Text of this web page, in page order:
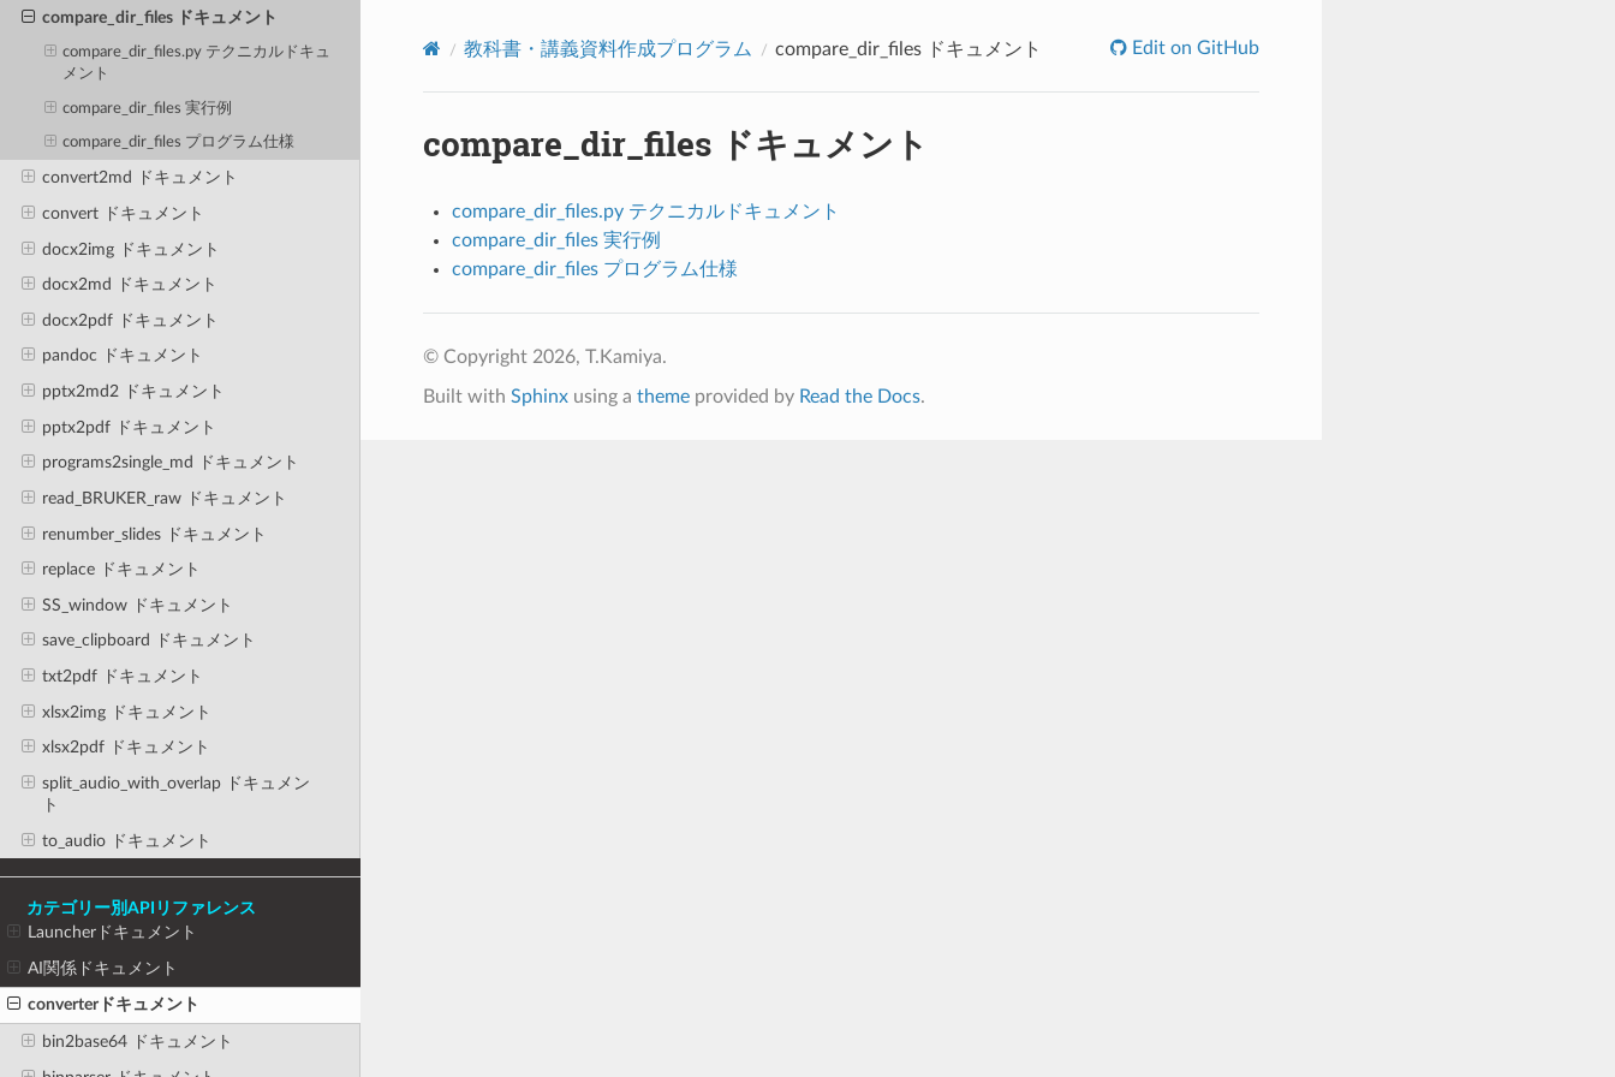
compare_dir_files ドキュメント
compare_dir_files.py テクニカルドキュ
メント
compare_dir_files 実行例
compare_dir_files プログラム仕様
convert2md ドキュメント
convert ドキュメント
docx2img ドキュメント
docx2md ドキュメント
docx2pdf ドキュメント
pandoc ドキュメント
pptx2md2 ドキュメント
pptx2pdf ドキュメント
programs2single_md ドキュメント
read_BRUKER_raw ドキュメント
renumber_slides ドキュメント
replace ドキュメント
SS_window ドキュメント
save_clipboard ドキュメント
txt2pdf ドキュメント
xlsx2img ドキュメント
xlsx2pdf ドキュメント
split_audio_with_overlap ドキュメン
ト
to_audio ドキュメント
カテゴリー別APIリファレンス
Launcherドキュメント
AI関係ドキュメント
converterドキュメント
bin2base64 ドキュメント
教科書・講義資料作成プログラム compare_dir_files ドキュメント Edit on GitHub
compare_dir_files ドキュメント
compare_dir_files.py テクニカルドキュメント
compare_dir_files 実行例
compare_dir_files プログラム仕様
© Copyright 2026, T.Kamiya.
Built with Sphinxusing a themeprovided by Read the Docs.